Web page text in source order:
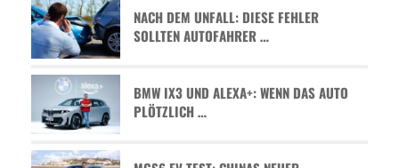
NACH DEM UNFALL: DIESE FEHLER
SOLLTEN AUTOFAHRER …
BMW IX3 UND ALEXA+: WENN DAS AUTO
PLÖTZLICH …